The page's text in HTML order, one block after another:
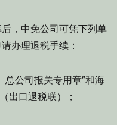
，中免公司可凭下列单
请办理退税手续：
总公司报关专用章”和海
出口退税联）；